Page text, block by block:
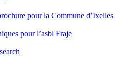
pour la Commune d’Ixelles
pour l’asbl Fraje